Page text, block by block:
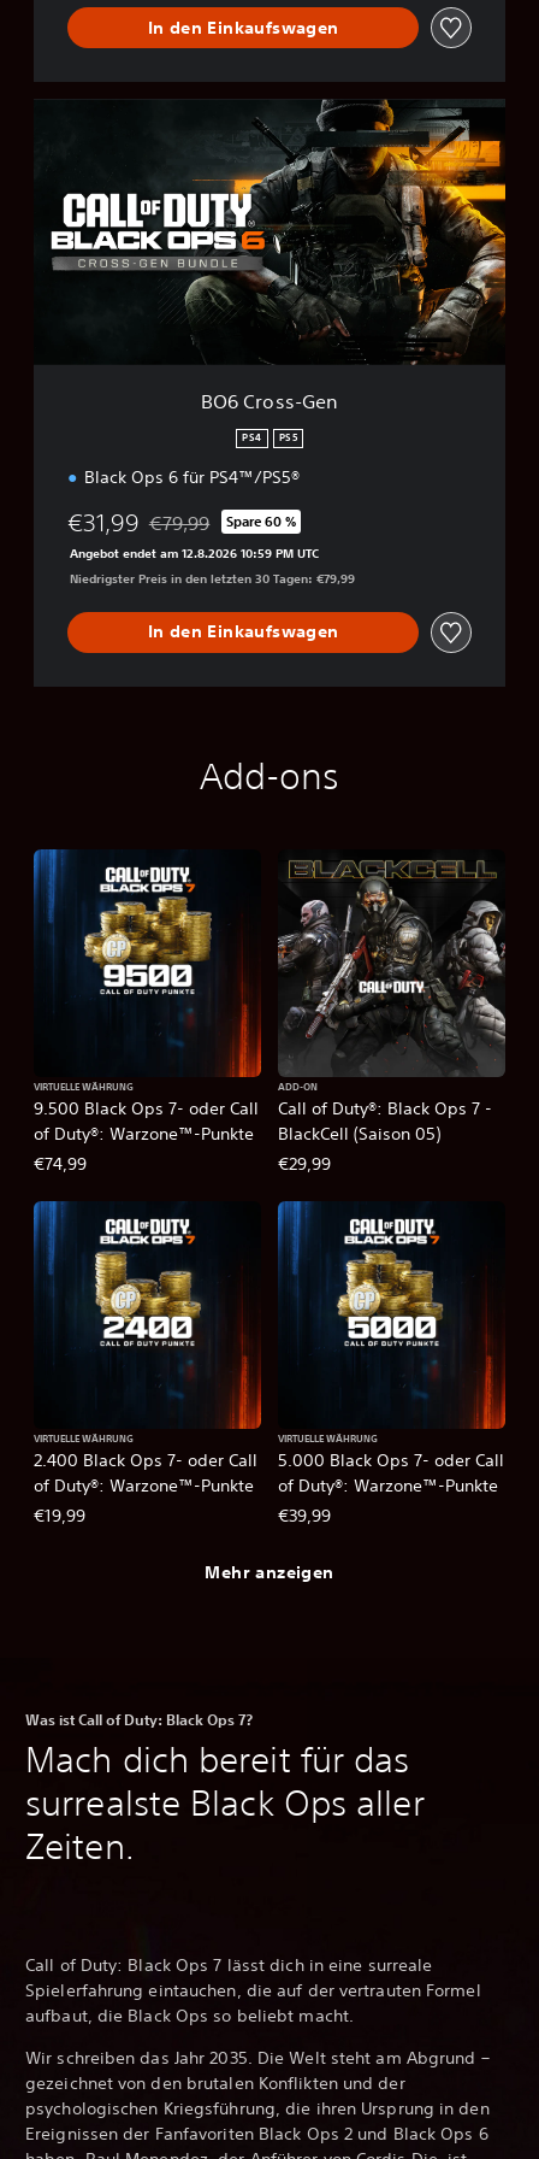
In den Einkaufswagen
n
BO6 Cross-Gen
PS4 PS5
Black Ops 6 für PS4™/PS5®
€31,99 Preisnachlass gegenüber dem Originalpreis von
€79,99 Spare 60 %
Angebot endet am 12.8.2026 10:59 PM UTC
Niedrigster Preis in den letzten 30 Tagen: €79,99
In den Einkaufswagen
Add-ons
9.500 Black Ops 7- oder Call
of Duty®: Warzone™-Punkte
VIRTUELLE WÄHRUNG
€74,99
Call of Duty®: Black Ops 7 -
BlackCell (Saison 05)
ADD-ON
€29,99
2.400 Black Ops 7- oder Call
of Duty®: Warzone™-Punkte
VIRTUELLE WÄHRUNG
€19,99
5.000 Black Ops 7- oder Call
of Duty®: Warzone™-Punkte
VIRTUELLE WÄHRUNG
€39,99
Mehr anzeigen
Was ist Call of Duty: Black Ops 7?
Mach dich bereit für das
surrealste Black Ops aller
Zeiten.
Call of Duty: Black Ops 7 lässt dich in eine surreale
Spielerfahrung eintauchen, die auf der vertrauten Formel
aufbaut, die Black Ops so beliebt macht.
Wir schreiben das Jahr 2035. Die Welt steht am Abgrund –
gezeichnet von den brutalen Konflikten und der
psychologischen Kriegsführung, die ihren Ursprung in den
Ereignissen der Fanfavoriten Black Ops 2 und Black Ops 6